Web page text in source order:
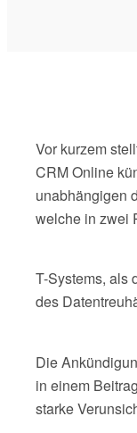
Vor kurzem
CRM Online
unabhängigen
welche in zwei
T-Systems, als
des
Die
in einem
starke